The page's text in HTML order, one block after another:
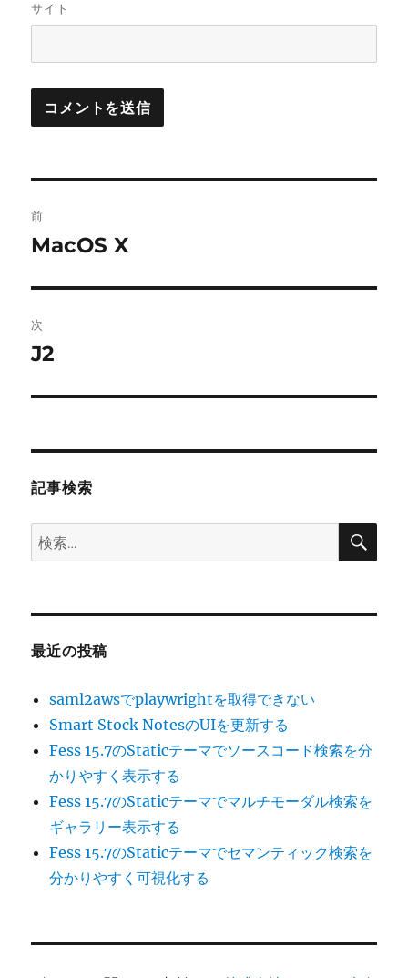
サイト
稿
ビ
ゲ
ー
前
前
投
稿:
MacOS X
次
次
投
J2
記事検索
検
索:
検
最近の投稿
saml2awsでplaywrightを取得できない
Smart Stock NotesのUIを更新する
Fess 15.7のStaticテーマでソースコード検索を分
かりやすく表示する
Fess 15.7のStaticテーマでマルチモーダル検索を
ギャラリー表示する
Fess 15.7のStaticテーマでセマンティック検索を
分かりやすく可視化する